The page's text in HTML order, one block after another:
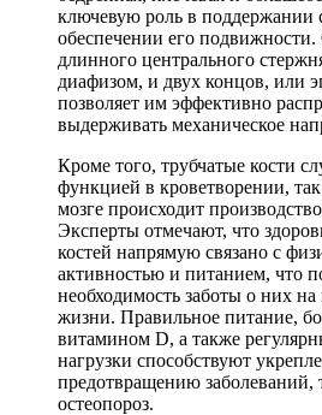
ключевую роль в поддержании
обеспечении его подвижности.
длинного центрального
диафизом, и двух концов, или
позволяет им эффективно
выдерживать механическое
Кроме того, трубчатые кости
функцией в кроветворении,
мозге происходит
Эксперты отмечают, что
костей напрямую связано с
активностью и питанием, что
необходимость заботы о них
жизни. Правильное питание,
витамином D, а также
нагрузки способствуют
предотвращению заболеваний,
остеопороз.